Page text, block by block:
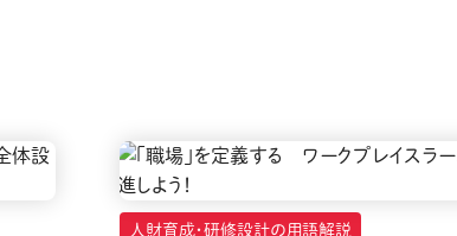
人財育成・研修設計の用語解説